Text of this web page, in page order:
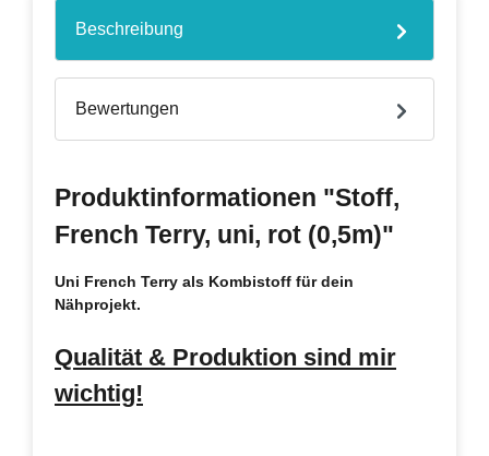
Beschreibung
Bewertungen
Produktinformationen "Stoff,
French Terry, uni, rot (0,5m)"
Uni French Terry als Kombistoff für dein
Nähprojekt.
Qualität & Produktion sind mir
wichtig!